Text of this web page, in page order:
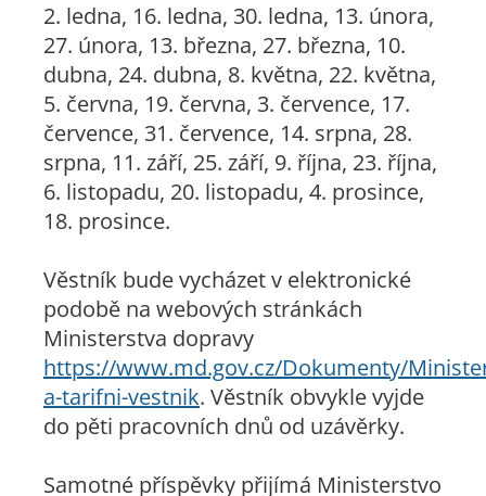
2. ledna, 16. ledna, 30. ledna, 13. února,
27. února, 13. března, 27. března, 10.
dubna, 24. dubna, 8. května, 22. května,
5. června, 19. června, 3. července, 17.
července, 31. července, 14. srpna, 28.
srpna, 11. září, 25. září, 9. října, 23. října,
6. listopadu, 20. listopadu, 4. prosince,
18. prosince.
Věstník bude vycházet v elektronické
podobě na webových stránkách
Ministerstva dopravy
https://www.md.gov.cz/Dokumenty/
a-tarifni-vestnik. Věstník obvykle vyjde
do pěti pracovních dnů od uzávěrky.
Samotné příspěvky přijímá Ministerstvo